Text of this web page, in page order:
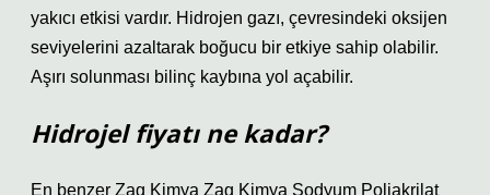
yakıcı etkisi vardır. Hidrojen gazı, çevresindeki oksijen
seviyelerini azaltarak boğucu bir etkiye sahip olabilir.
Aşırı solunması bilinç kaybına yol açabilir.
Hidrojel fiyatı ne kadar?
En benzer Zag Kimya Zag Kimya Sodyum Poliakrilat